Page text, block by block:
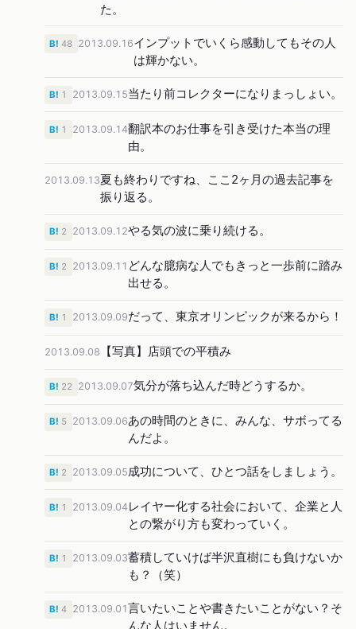
た。
2013.09.16インプットでいくら感動してもその人
は輝かない。
B! 48
2013.09.15当たり前コレクターになりまっしょい。
B! 1
2013.09.14翻訳本のお仕事を引き受けた本当の理
由。
B! 1
2013.09.13夏も終わりですね、ここ2ヶ月の過去記事を
振り返る。
2013.09.12やる気の波に乗り続ける。
B! 2
2013.09.11 どんな臆病な人でもきっと一歩前に踏み
出せる。
B! 2
2013.09.09だって、東京オリンピックが来るから！
B! 1
2013.09.08 【写真】店頭での平積み
2013.09.07気分が落ち込んだ時どうするか。
B! 22
2013.09.06あの時間のときに、みんな、サボってる
んだよ。
B! 5
2013.09.05成功について、ひとつ話をしましょう。
B! 2
2013.09.04 レイヤー化する社会において、企業と人
との繋がり方も変わっていく。
B! 1
2013.09.03蓄積していけば半沢直樹にも負けないか
も？（笑）
B! 1
2013.09.01言いたいことや書きたいことがない？そ
んな人はいません。
B! 4